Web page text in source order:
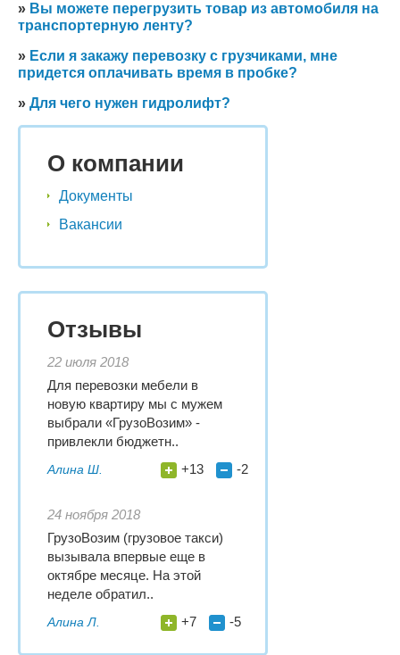
» Вы можете перегрузить товар из автомобиля на
транспортерную ленту?
» Если я закажу перевозку с грузчиками, мне
придется оплачивать время в пробке?
» Для чего нужен гидролифт?
О компании
Документы
Вакансии
Отзывы
22 июля 2018
Для перевозки мебели в
новую квартиру мы с мужем
выбрали «ГрузоВозим» -
привлекли бюджетн..
Алина Ш. +13 -2
24 ноября 2018
ГрузоВозим (грузовое такси)
вызывала впервые еще в
октябре месяце. На этой
неделе обратил..
Алина Л. +7 -5